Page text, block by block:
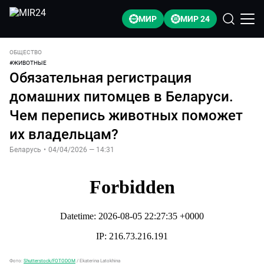
МИР МИР 24
ОБЩЕСТВО
#ЖИВОТНЫЕ
Обязательная регистрация
домашних питомцев в Беларуси.
Чем перепись животных поможет
их владельцам?
Беларусь • 04/04/2026 — 14:31
Фото: Shutterstock/FOTODOM / Ekaterina Latokhina